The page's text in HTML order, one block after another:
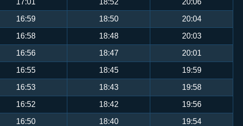
16:59 18:50 20:04
16:58 18:48 20:03
16:56 18:47 20:01
16:55 18:45 19:59
16:53 18:43 19:58
16:52 18:42 19:56
16:50 18:40 19:54